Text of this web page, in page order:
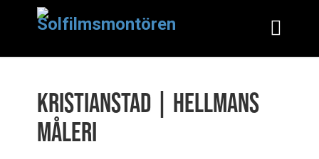
Kristianstad | Hellmans
Måleri